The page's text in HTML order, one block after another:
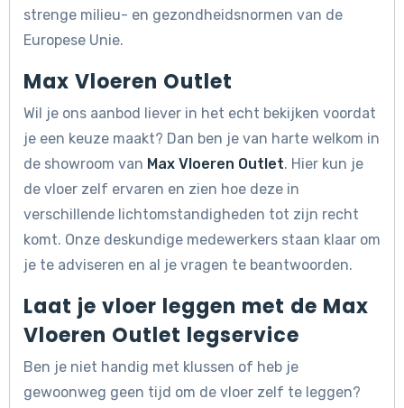
strenge milieu- en gezondheidsnormen van de
Europese Unie.
Max Vloeren Outlet
Wil je ons aanbod liever in het echt bekijken voordat
je een keuze maakt? Dan ben je van harte welkom in
de showroom van Max Vloeren Outlet. Hier kun je
de vloer zelf ervaren en zien hoe deze in
verschillende lichtomstandigheden tot zijn recht
komt. Onze deskundige medewerkers staan klaar om
je te adviseren en al je vragen te beantwoorden.
Laat je vloer leggen met de Max
Vloeren Outlet legservice
Ben je niet handig met klussen of heb je
gewoonweg geen tijd om de vloer zelf te leggen?